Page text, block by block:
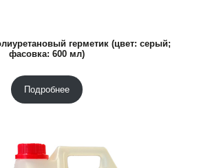
герметик (цвет: серый;
фасовка: 600 мл)
Подробнее